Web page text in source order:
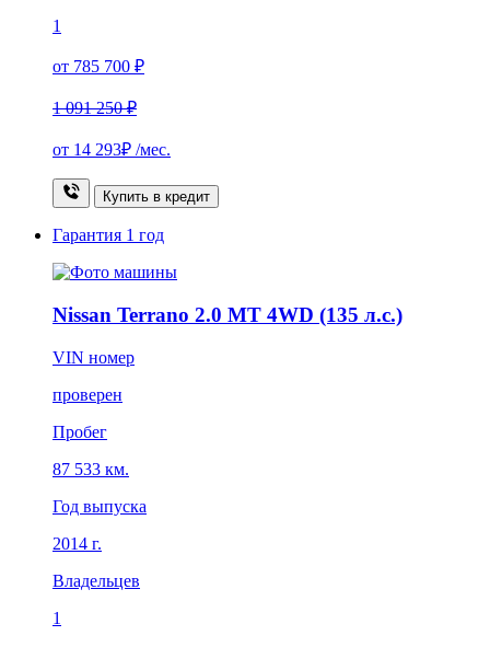
1
от 785 700 ₽
1 091 250 ₽
от 14 293₽ /мес.
Купить в кредит
Гарантия 1 год
Nissan Terrano 2.0 MT 4WD (135 л.с.)
VIN номер
проверен
Пробег
87 533 км.
Год выпуска
2014 г.
Владельцев
1